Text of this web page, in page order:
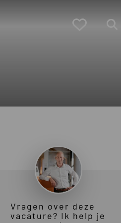
Favorieten
Vragen over deze
vacature? Ik help je